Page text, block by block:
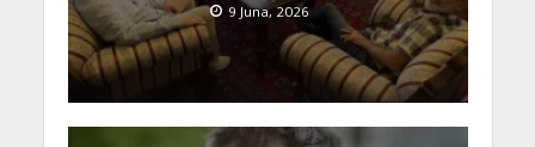
9 Juna, 2026